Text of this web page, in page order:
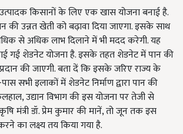
किसानों के लिए एक खास योजना बनाई है.
की उन्नत खेती को बढ़ावा दिया जाएगा. इसके साथ
से अधिक लाभ दिलाने में भी मदद करेगी. यह
गई शेडनेट योजना है. इसके तहत शेडनेट में पान की
की जाएगी. बता दें कि इसके जरिए राज्य के
सभी इलाकों में शेडनेट निर्माण द्वारा पान की
उद्यान विभाग की इस योजना पर तेजी से
मंत्री डॉ. प्रेम कुमार की मानें, तो जून तक इस
का लक्ष्य तय किया गया है.